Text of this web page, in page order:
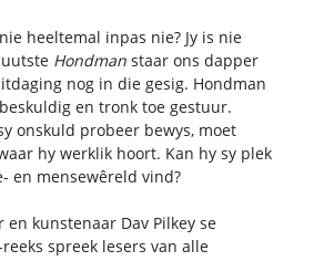
heeltemal inpas nie? Jy is nie
Hondmanstaar ons dapper
nog in die gesig. Hondman
en tronk toe gestuur.
onskuld probeer bewys, moet
hy werklik hoort. Kan hy sy plek
en mensewêreld vind?
en kunstenaar Dav Pilkey se
reeks spreek lesers van alle